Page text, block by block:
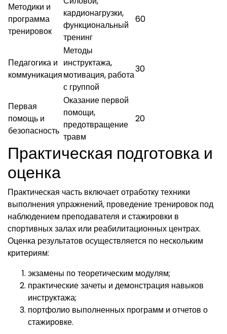
Методики и
программа
тренировок
кардионагрузки,
функциональный
тренинг
60
Педагогика и
коммуникация
Методы
инструктажа,
мотивация, работа
с группой
30
Первая
помощь и
безопасность
Оказание первой
помощи,
предотвращение
травм
20
Практическая подготовка и
оценка
Практическая часть включает отработку техники
выполнения упражнений, проведение тренировок под
наблюдением преподавателя и стажировки в
спортивных залах или реабилитационных центрах.
Оценка результатов осуществляется по нескольким
критериям:
экзамены по теоретическим модулям;
практические зачеты и демонстрация навыков
инструктажа;
портфолио выполненных программ и отчетов о
стажировке.